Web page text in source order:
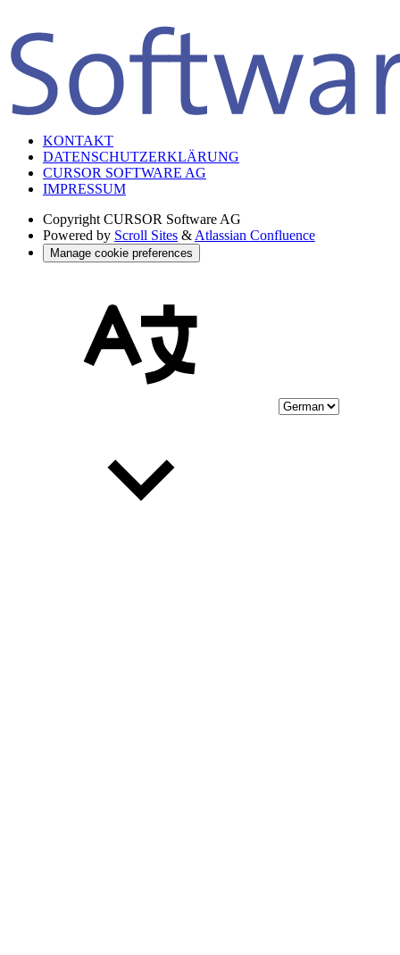
KONTAKT
DATENSCHUTZERKLÄRUNG
CURSOR SOFTWARE AG
IMPRESSUM
Copyright CURSOR Software AG
Powered by Scroll Sites & Atlassian Confluence
Manage cookie preferences